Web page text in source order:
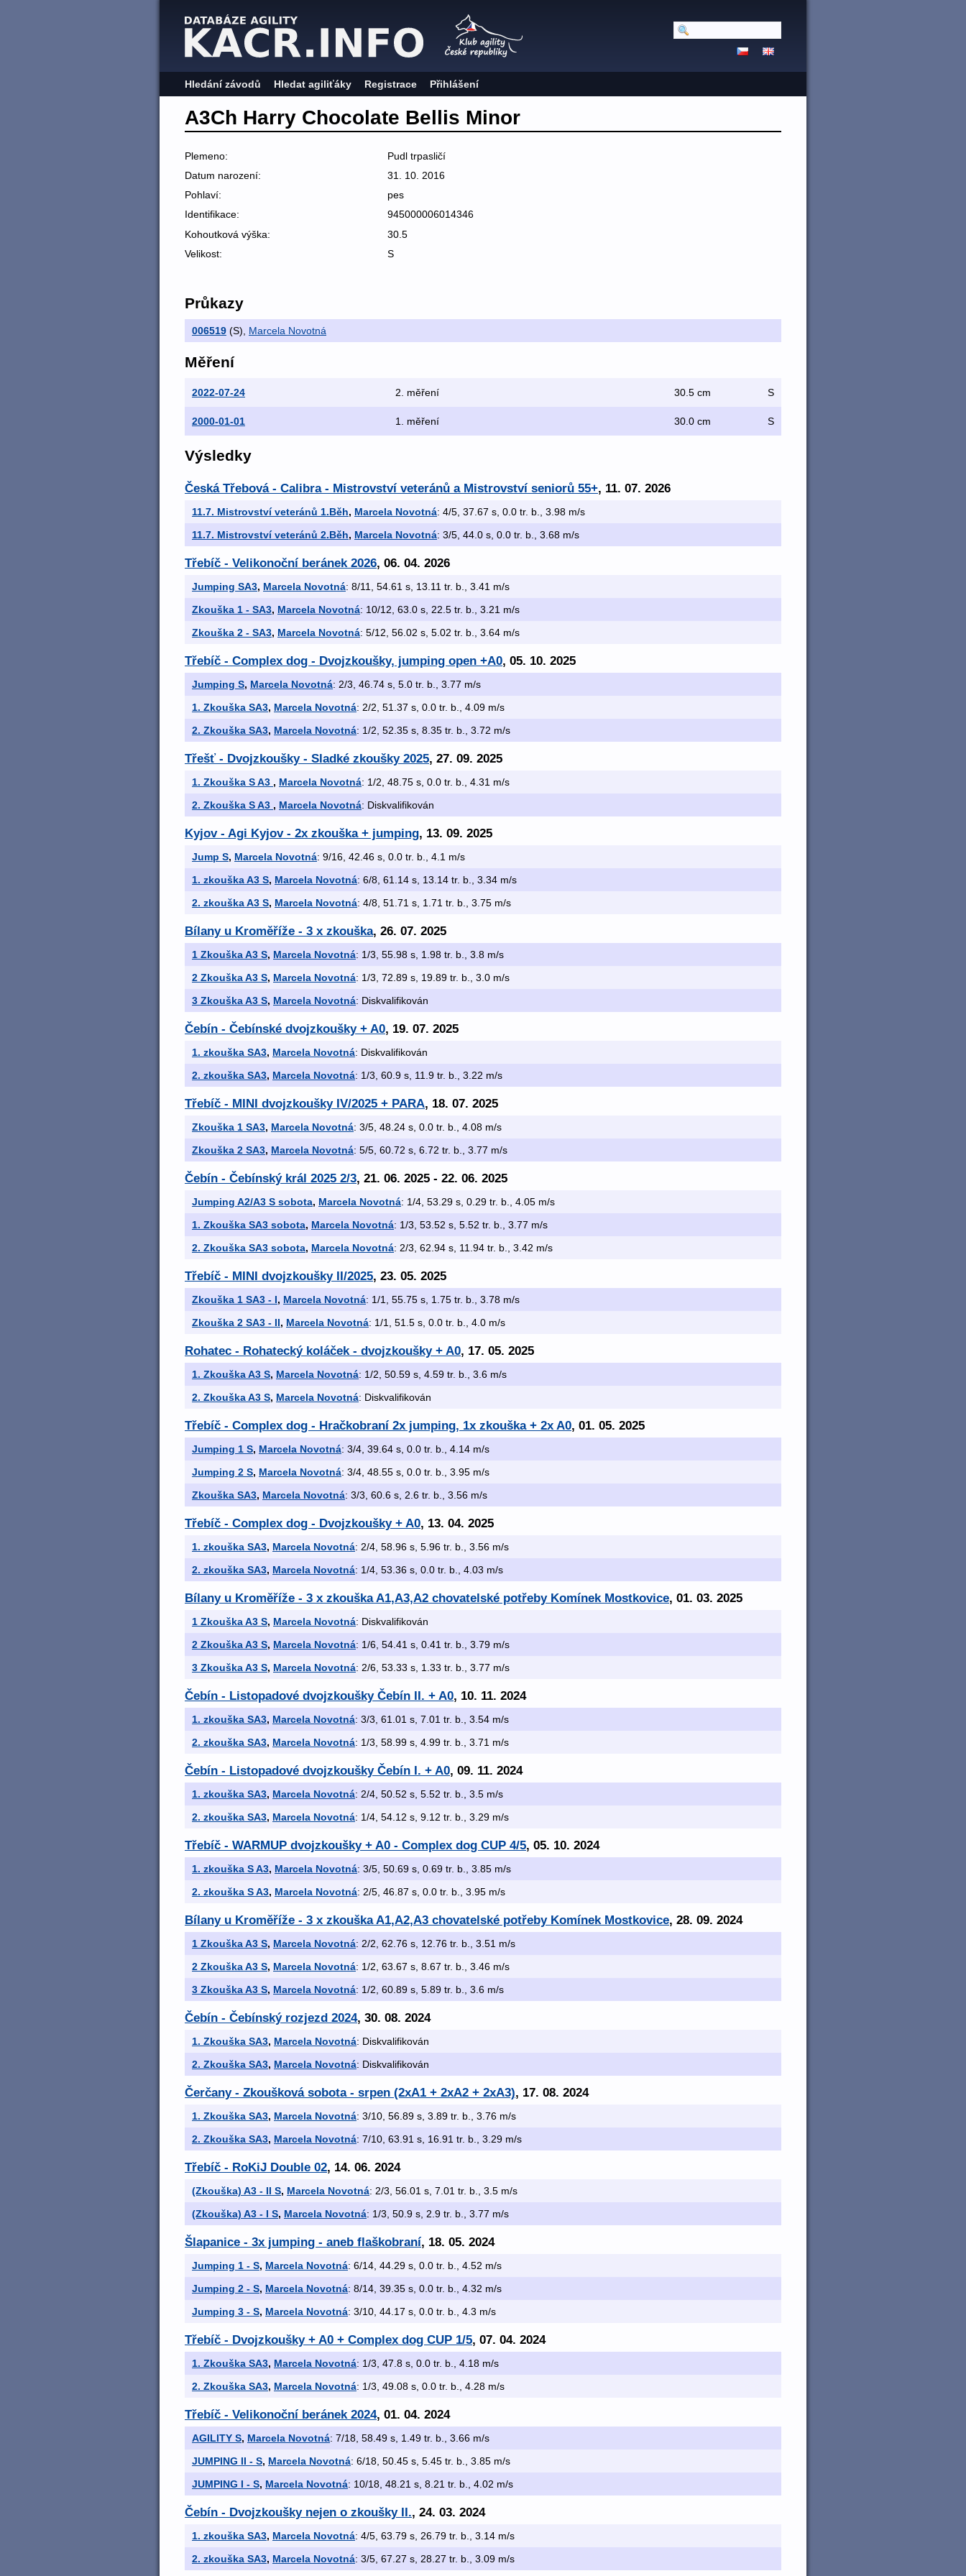
Hledání závodů Hledat agiliťáky Registrace Přihlášení
A3Ch Harry Chocolate Bellis Minor
Plemeno:
Pudl trpasličí
Datum narození:
31. 10. 2016
Pohlaví:
pes
Identifikace:
945000006014346
Kohoutková výška:
30.5
Velikost:
S
Průkazy
006519 (S), Marcela Novotná
Měření
2022-07-24 2. měření 30.5 cm S
2000-01-01 1. měření 30.0 cm S
Výsledky
Česká Třebová - Calibra - Mistrovství veteránů a Mistrovství seniorů 55+, 11. 07. 2026
11.7. Mistrovství veteránů 1.Běh, Marcela Novotná: 4/5, 37.67 s, 0.0 tr. b., 3.98 m/s
11.7. Mistrovství veteránů 2.Běh, Marcela Novotná: 3/5, 44.0 s, 0.0 tr. b., 3.68 m/s
Třebíč - Velikonoční beránek 2026, 06. 04. 2026
Jumping SA3, Marcela Novotná: 8/11, 54.61 s, 13.11 tr. b., 3.41 m/s
Zkouška 1 - SA3, Marcela Novotná: 10/12, 63.0 s, 22.5 tr. b., 3.21 m/s
Zkouška 2 - SA3, Marcela Novotná: 5/12, 56.02 s, 5.02 tr. b., 3.64 m/s
Třebíč - Complex dog - Dvojzkoušky, jumping open +A0, 05. 10. 2025
Jumping S, Marcela Novotná: 2/3, 46.74 s, 5.0 tr. b., 3.77 m/s
1. Zkouška SA3, Marcela Novotná: 2/2, 51.37 s, 0.0 tr. b., 4.09 m/s
2. Zkouška SA3, Marcela Novotná: 1/2, 52.35 s, 8.35 tr. b., 3.72 m/s
Třešť - Dvojzkoušky - Sladké zkoušky 2025, 27. 09. 2025
1. Zkouška S A3 , Marcela Novotná: 1/2, 48.75 s, 0.0 tr. b., 4.31 m/s
2. Zkouška S A3 , Marcela Novotná: Diskvalifikován
Kyjov - Agi Kyjov - 2x zkouška + jumping, 13. 09. 2025
Jump S, Marcela Novotná: 9/16, 42.46 s, 0.0 tr. b., 4.1 m/s
1. zkouška A3 S, Marcela Novotná: 6/8, 61.14 s, 13.14 tr. b., 3.34 m/s
2. zkouška A3 S, Marcela Novotná: 4/8, 51.71 s, 1.71 tr. b., 3.75 m/s
Bílany u Kroměříže - 3 x zkouška, 26. 07. 2025
1 Zkouška A3 S, Marcela Novotná: 1/3, 55.98 s, 1.98 tr. b., 3.8 m/s
2 Zkouška A3 S, Marcela Novotná: 1/3, 72.89 s, 19.89 tr. b., 3.0 m/s
3 Zkouška A3 S, Marcela Novotná: Diskvalifikován
Čebín - Čebínské dvojzkoušky + A0, 19. 07. 2025
1. zkouška SA3, Marcela Novotná: Diskvalifikován
2. zkouška SA3, Marcela Novotná: 1/3, 60.9 s, 11.9 tr. b., 3.22 m/s
Třebíč - MINI dvojzkoušky IV/2025 + PARA, 18. 07. 2025
Zkouška 1 SA3, Marcela Novotná: 3/5, 48.24 s, 0.0 tr. b., 4.08 m/s
Zkouška 2 SA3, Marcela Novotná: 5/5, 60.72 s, 6.72 tr. b., 3.77 m/s
Čebín - Čebínský král 2025 2/3, 21. 06. 2025 - 22. 06. 2025
Jumping A2/A3 S sobota, Marcela Novotná: 1/4, 53.29 s, 0.29 tr. b., 4.05 m/s
1. Zkouška SA3 sobota, Marcela Novotná: 1/3, 53.52 s, 5.52 tr. b., 3.77 m/s
2. Zkouška SA3 sobota, Marcela Novotná: 2/3, 62.94 s, 11.94 tr. b., 3.42 m/s
Třebíč - MINI dvojzkoušky II/2025, 23. 05. 2025
Zkouška 1 SA3 - I, Marcela Novotná: 1/1, 55.75 s, 1.75 tr. b., 3.78 m/s
Zkouška 2 SA3 - II, Marcela Novotná: 1/1, 51.5 s, 0.0 tr. b., 4.0 m/s
Rohatec - Rohatecký koláček - dvojzkoušky + A0, 17. 05. 2025
1. Zkouška A3 S, Marcela Novotná: 1/2, 50.59 s, 4.59 tr. b., 3.6 m/s
2. Zkouška A3 S, Marcela Novotná: Diskvalifikován
Třebíč - Complex dog - Hračkobraní 2x jumping, 1x zkouška + 2x A0, 01. 05. 2025
Jumping 1 S, Marcela Novotná: 3/4, 39.64 s, 0.0 tr. b., 4.14 m/s
Jumping 2 S, Marcela Novotná: 3/4, 48.55 s, 0.0 tr. b., 3.95 m/s
Zkouška SA3, Marcela Novotná: 3/3, 60.6 s, 2.6 tr. b., 3.56 m/s
Třebíč - Complex dog - Dvojzkoušky + A0, 13. 04. 2025
1. zkouška SA3, Marcela Novotná: 2/4, 58.96 s, 5.96 tr. b., 3.56 m/s
2. zkouška SA3, Marcela Novotná: 1/4, 53.36 s, 0.0 tr. b., 4.03 m/s
Bílany u Kroměříže - 3 x zkouška A1,A3,A2 chovatelské potřeby Komínek Mostkovice, 01. 03. 2025
1 Zkouška A3 S, Marcela Novotná: Diskvalifikován
2 Zkouška A3 S, Marcela Novotná: 1/6, 54.41 s, 0.41 tr. b., 3.79 m/s
3 Zkouška A3 S, Marcela Novotná: 2/6, 53.33 s, 1.33 tr. b., 3.77 m/s
Čebín - Listopadové dvojzkoušky Čebín II. + A0, 10. 11. 2024
1. zkouška SA3, Marcela Novotná: 3/3, 61.01 s, 7.01 tr. b., 3.54 m/s
2. zkouška SA3, Marcela Novotná: 1/3, 58.99 s, 4.99 tr. b., 3.71 m/s
Čebín - Listopadové dvojzkoušky Čebín I. + A0, 09. 11. 2024
1. zkouška SA3, Marcela Novotná: 2/4, 50.52 s, 5.52 tr. b., 3.5 m/s
2. zkouška SA3, Marcela Novotná: 1/4, 54.12 s, 9.12 tr. b., 3.29 m/s
Třebíč - WARMUP dvojzkoušky + A0 - Complex dog CUP 4/5, 05. 10. 2024
1. zkouška S A3, Marcela Novotná: 3/5, 50.69 s, 0.69 tr. b., 3.85 m/s
2. zkouška S A3, Marcela Novotná: 2/5, 46.87 s, 0.0 tr. b., 3.95 m/s
Bílany u Kroměříže - 3 x zkouška A1,A2,A3 chovatelské potřeby Komínek Mostkovice, 28. 09. 2024
1 Zkouška A3 S, Marcela Novotná: 2/2, 62.76 s, 12.76 tr. b., 3.51 m/s
2 Zkouška A3 S, Marcela Novotná: 1/2, 63.67 s, 8.67 tr. b., 3.46 m/s
3 Zkouška A3 S, Marcela Novotná: 1/2, 60.89 s, 5.89 tr. b., 3.6 m/s
Čebín - Čebínský rozjezd 2024, 30. 08. 2024
1. Zkouška SA3, Marcela Novotná: Diskvalifikován
2. Zkouška SA3, Marcela Novotná: Diskvalifikován
Čerčany - Zkoušková sobota - srpen (2xA1 + 2xA2 + 2xA3), 17. 08. 2024
1. Zkouška SA3, Marcela Novotná: 3/10, 56.89 s, 3.89 tr. b., 3.76 m/s
2. Zkouška SA3, Marcela Novotná: 7/10, 63.91 s, 16.91 tr. b., 3.29 m/s
Třebíč - RoKiJ Double 02, 14. 06. 2024
(Zkouška) A3 - II S, Marcela Novotná: 2/3, 56.01 s, 7.01 tr. b., 3.5 m/s
(Zkouška) A3 - I S, Marcela Novotná: 1/3, 50.9 s, 2.9 tr. b., 3.77 m/s
Šlapanice - 3x jumping - aneb flaškobraní, 18. 05. 2024
Jumping 1 - S, Marcela Novotná: 6/14, 44.29 s, 0.0 tr. b., 4.52 m/s
Jumping 2 - S, Marcela Novotná: 8/14, 39.35 s, 0.0 tr. b., 4.32 m/s
Jumping 3 - S, Marcela Novotná: 3/10, 44.17 s, 0.0 tr. b., 4.3 m/s
Třebíč - Dvojzkoušky + A0 + Complex dog CUP 1/5, 07. 04. 2024
1. Zkouška SA3, Marcela Novotná: 1/3, 47.8 s, 0.0 tr. b., 4.18 m/s
2. Zkouška SA3, Marcela Novotná: 1/3, 49.08 s, 0.0 tr. b., 4.28 m/s
Třebíč - Velikonoční beránek 2024, 01. 04. 2024
AGILITY S, Marcela Novotná: 7/18, 58.49 s, 1.49 tr. b., 3.66 m/s
JUMPING II - S, Marcela Novotná: 6/18, 50.45 s, 5.45 tr. b., 3.85 m/s
JUMPING I - S, Marcela Novotná: 10/18, 48.21 s, 8.21 tr. b., 4.02 m/s
Čebín - Dvojzkoušky nejen o zkoušky II., 24. 03. 2024
1. zkouška SA3, Marcela Novotná: 4/5, 63.79 s, 26.79 tr. b., 3.14 m/s
2. zkouška SA3, Marcela Novotná: 3/5, 67.27 s, 28.27 tr. b., 3.09 m/s